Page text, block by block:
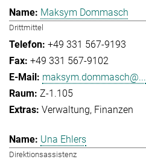
Maksym Dommasch
Drittmittel
+49 331 567-9193
+49 331 567-9102
maksym.dommasch@...
Z-1.105
Verwaltung Finanzen
Una Ehlers
Direktionsassistenz